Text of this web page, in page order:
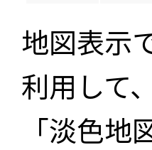
地図表示
利用して
「淡色